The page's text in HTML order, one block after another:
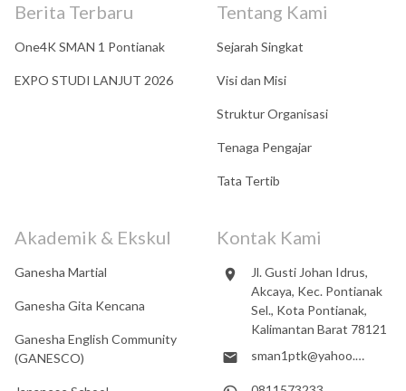
Berita Terbaru
One4K SMAN 1 Pontianak
EXPO STUDI LANJUT 2026
Tentang Kami
Sejarah Singkat
Visi dan Misi
Struktur Organisasi
Tenaga Pengajar
Tata Tertib
Akademik & Ekskul
Ganesha Martial
Ganesha Gita Kencana
Ganesha English Community
(GANESCO)
Kontak Kami
Jl. Gusti Johan Idrus,
Akcaya, Kec. Pontianak
Sel., Kota Pontianak,
Kalimantan Barat 78121
sman1ptk@yahoo.co.id